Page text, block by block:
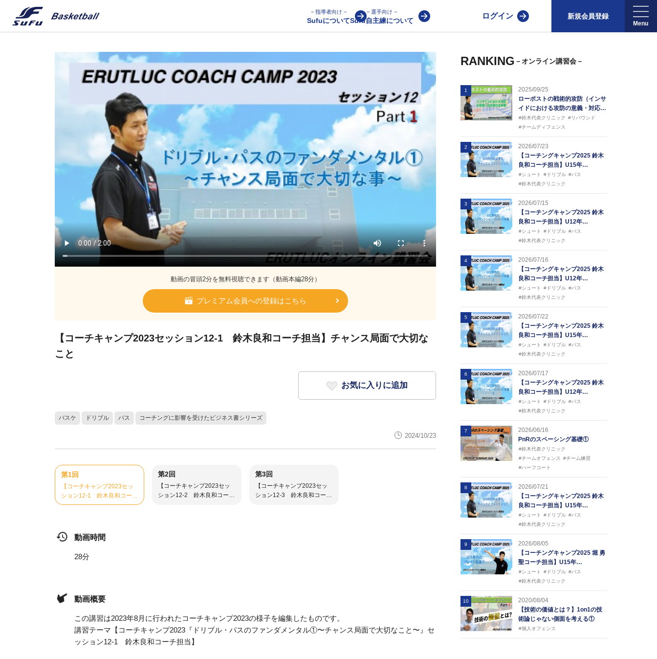
− 指導者向け −
Sufuについて
− 選手向け −
Sufu自主練について
ログイン 新規会員登録
動画の冒頭2分を無料視聴できます（動画本編28分）
プレミアム会員への登録はこちら
【コーチキャンプ2023セッション12-1 鈴木良和コーチ担当】チャンス局面で大切な
こと
お気に入りに追加
バスケ ドリブル パス コーチングに影響を受けたビジネス書シリーズ
2024/10/23
第1回
【コーチキャンプ2023セッ
ション12-1 鈴木良和コーチ
担当】チャンス局面で大切な
第2回
【コーチキャンプ2023セッ
ション12-2 鈴木良和コーチ
第3回
【コーチキャンプ2023セッ
ション12-3 鈴木良和コーチ
動画時間
28分
動画概要
この講習は2023年8月に行われたコーチキャンプ2023の様子を編集したものです。
講習テーマ【コーチキャンプ2023『ドリブル・パスのファンダメンタル①〜チャンス局面で大切なこと〜』セ
ッション12-1 鈴木良和コーチ担当】
RANKING －オンライン講習会－
1
2025/09/25
ローポストの戦術的攻防（インサ
イドにおける攻防の意義・対応…
#鈴木代表クリニック
#リバウンド
#チームディフェンス
2
2026/07/23
【コーチングキャンプ2025 鈴木
良和コーチ担当】U15年…
#シュート #ドリブル #パス
#鈴木代表クリニック
3
2026/07/15
【コーチングキャンプ2025 鈴木
良和コーチ担当】U12年…
#シュート #ドリブル #パス
#鈴木代表クリニック
4
2026/07/16
【コーチングキャンプ2025 鈴木
良和コーチ担当】U12年…
#シュート #ドリブル #パス
#鈴木代表クリニック
5
2026/07/22
【コーチングキャンプ2025 鈴木
良和コーチ担当】U15年…
#シュート #ドリブル #パス
#鈴木代表クリニック
6
2026/07/17
【コーチングキャンプ2025 鈴木
良和コーチ担当】U12年…
#シュート #ドリブル #パス
#鈴木代表クリニック
7
2026/06/16
PnRのスペーシング基礎①
#鈴木代表クリニック
#チームオフェンス
#チーム練習
#ハーフコート
8
2026/07/21
【コーチングキャンプ2025 鈴木
良和コーチ担当】U15年…
#シュート #ドリブル #パス
#鈴木代表クリニック
9
2026/08/05
【コーチングキャンプ2025 堀 勇
聖コーチ担当】U15年…
#シュート #ドリブル #パス
#鈴木代表クリニック
10
2020/08/04
【技術の価値とは？】1on1の技
術論じゃない側面を考える①
#個人オフェンス